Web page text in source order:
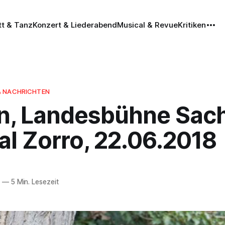
& TanzKonzert & LiederabendMusical & RevueKritiken
NACHRICHTEN
Landesbühne
Zorro, 22.06.2018
—5 Min. Lesezeit